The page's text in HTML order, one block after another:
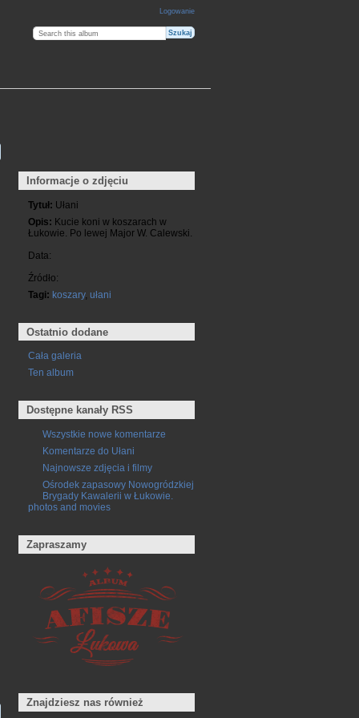
Logowanie
Informacje o zdjęciu
Tytuł: Ułani
Opis: Kucie koni w koszarach w
Łukowie. Po lewej Major W. Calewski.
Data:
Źródło:
Tagi: koszary, ułani
Ostatnio dodane
Cała galeria
Ten album
Dostępne kanały RSS
Wszystkie nowe komentarze
Komentarze do Ułani
Najnowsze zdjęcia i filmy
Ośrodek zapasowy Nowogródzkiej
Brygady Kawalerii w Łukowie.
photos and movies
Zapraszamy
Znajdziesz nas również